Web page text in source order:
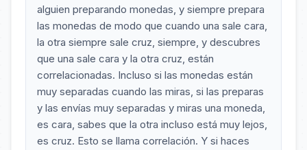
alguien preparando monedas, y siempre prepara
las monedas de modo que cuando una sale cara,
la otra siempre sale cruz, siempre, y descubres
que una sale cara y la otra cruz, están
correlacionadas. Incluso si las monedas están
muy separadas cuando las miras, si las preparas
y las envías muy separadas y miras una moneda,
es cara, sabes que la otra incluso está muy lejos,
es cruz. Esto se llama correlación. Y si haces